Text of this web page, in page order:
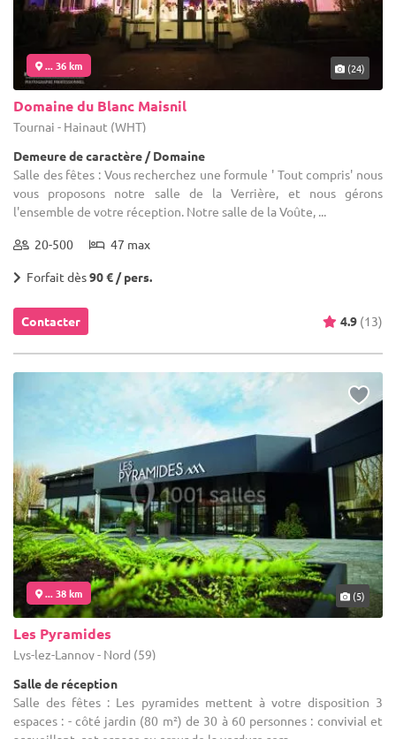
... 36 km (24)
Domaine du Blanc Maisnil
Tournai - Hainaut (WHT)
Demeure de caractère / Domaine
Salle des fêtes : Vous recherchez une formule ' Tout compris' nous
vous proposons notre salle de la Verrière, et nous gérons
l'ensemble de votre réception. Notre salle de la Voûte, ...
20-500 47 max
Forfait dès90 € / pers.
Contacter 4.9 (13)
... 38 km (5)
Les Pyramides
Lys-lez-Lannoy - Nord (59)
Salle de réception
Salle des fêtes : Les pyramides mettent à votre disposition 3
espaces : - côté jardin (80 m²) de 30 à 60 personnes : convivial et